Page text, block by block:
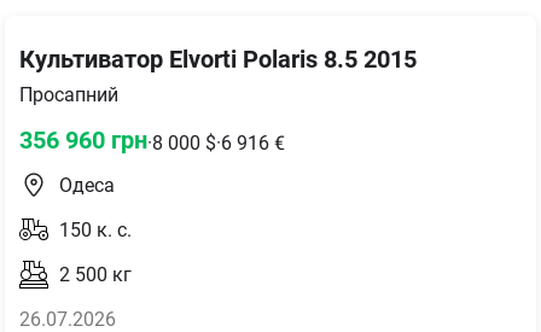
Культиватор Elvorti Polaris 8.5 2015
Просапний
356 960 грн·8 000 $·6 916 €
Одеса
150 к. с.
2 500 кг
26.07.2026